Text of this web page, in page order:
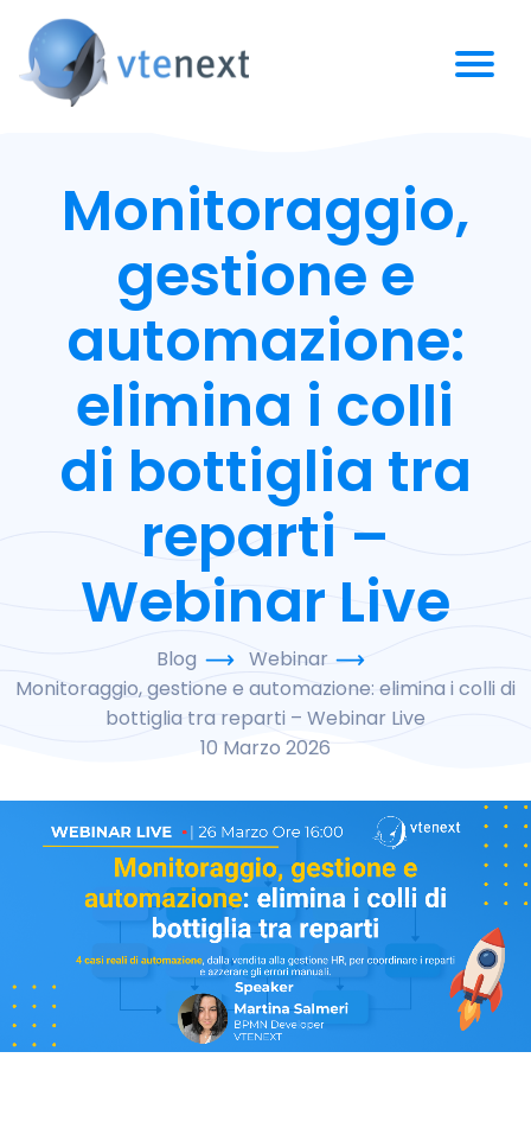
Monitoraggio,
gestione e
automazione:
elimina i colli
di bottiglia tra
reparti –
Webinar Live
Blog
Webinar
Monitoraggio, gestione e automazione: elimina i colli di
bottiglia tra reparti – Webinar Live
10 Marzo 2026